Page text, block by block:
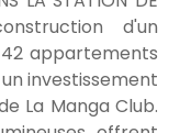
d'un
appartements
investissement
La Manga Club.